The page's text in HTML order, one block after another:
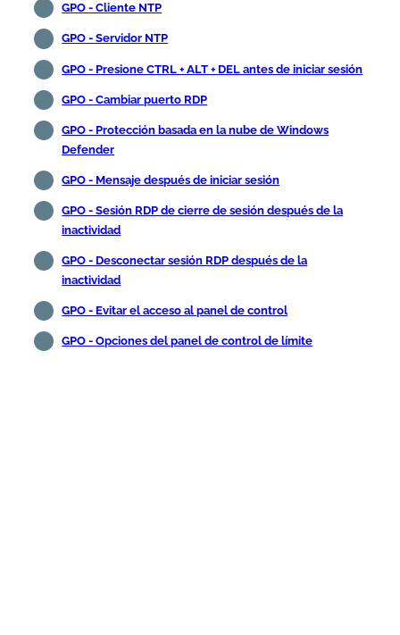
GPO - Cliente NTP
GPO - Servidor NTP
GPO - Presione CTRL + ALT + DEL antes de iniciar sesión
GPO - Cambiar puerto RDP
GPO - Protección basada en la nube de Windows
Defender
GPO - Mensaje después de iniciar sesión
GPO - Sesión RDP de cierre de sesión después de la
inactividad
GPO - Desconectar sesión RDP después de la
inactividad
GPO - Evitar el acceso al panel de control
GPO - Opciones del panel de control de límite